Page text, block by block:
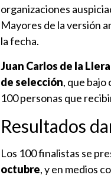
organizaciones
Mayores de la versión
la fecha.
Juan Carlos de la
de selección, que bajo
100 personas que
Resultados
Los 100 finalistas se
octubre, y en medios